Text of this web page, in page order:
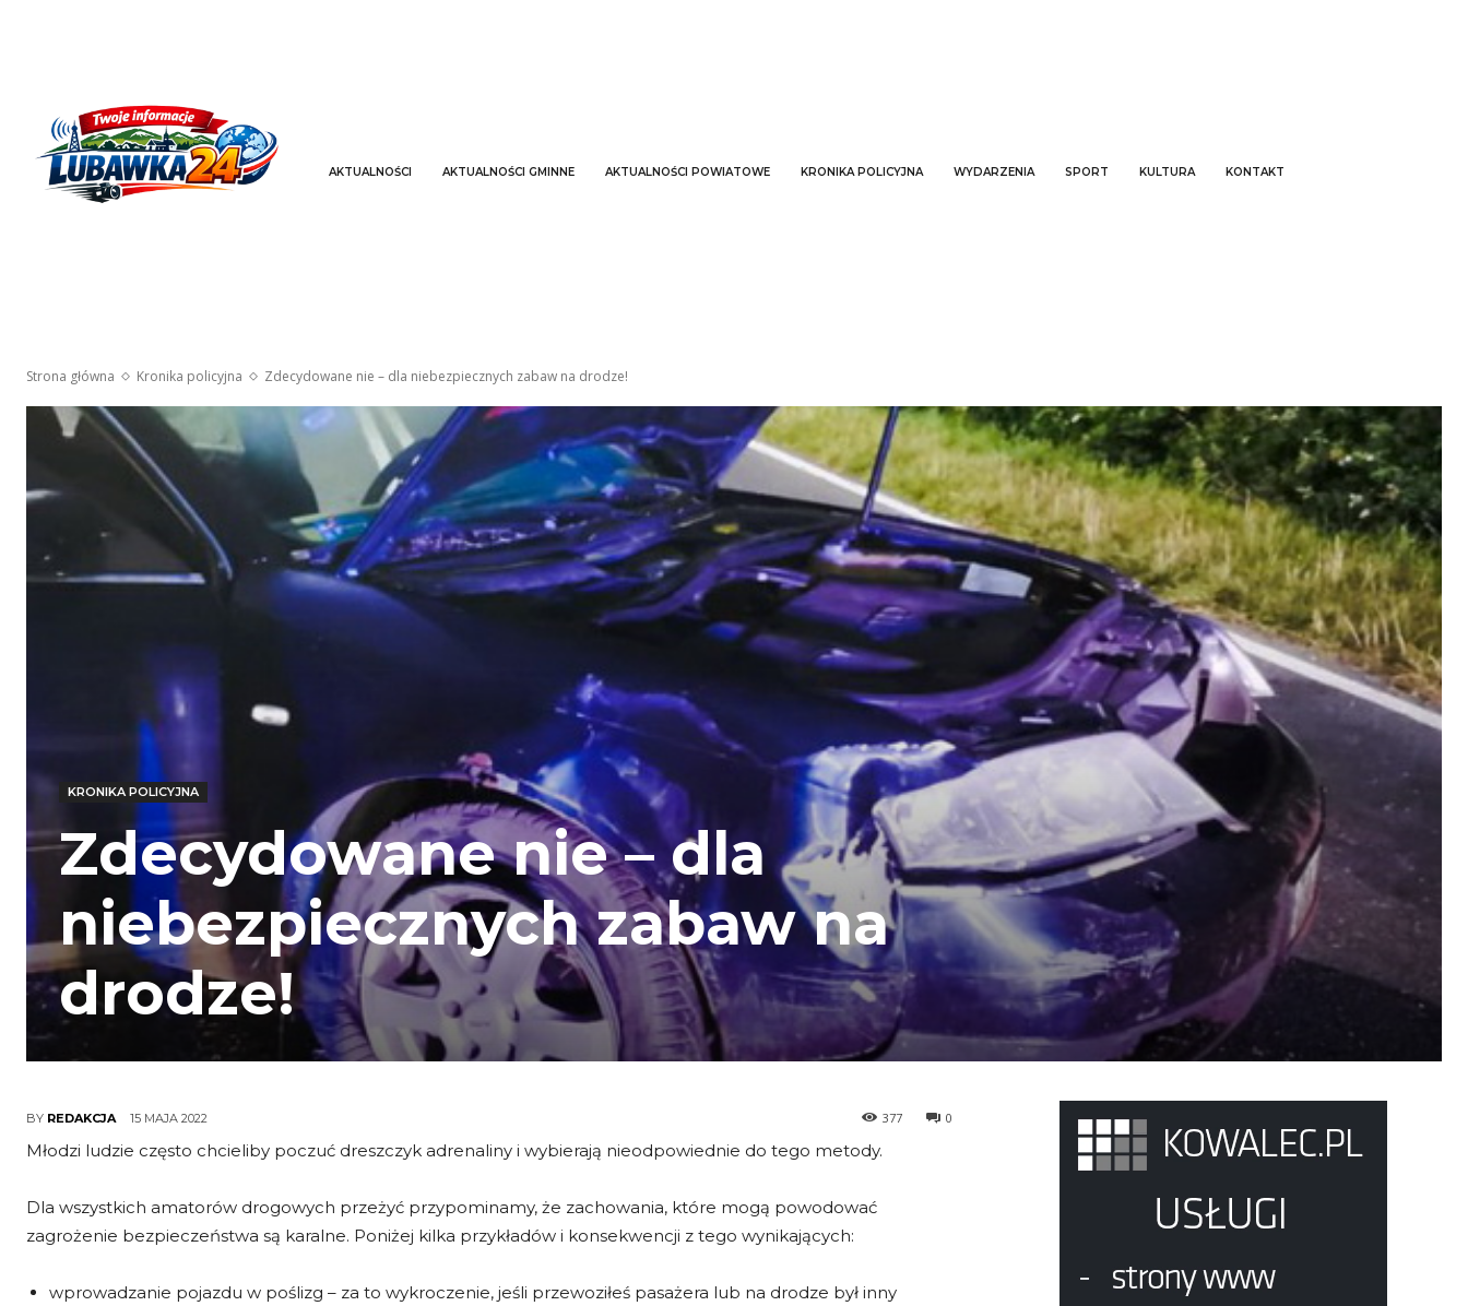
AKTUALNOŚCI AKTUALNOŚCI GMINNE AKTUALNOŚCI POWIATOWE KRONIKA POLICYJNA WYDARZENIA SPORT KULTURA KONTAKT
Strona główna Kronika policyjna Zdecydowane nie – dla niebezpiecznych zabaw na drodze!
KRONIKA POLICYJNA
Zdecydowane nie – dla
niebezpiecznych zabaw na
drodze!
BY REDAKCJA 15 MAJA 2022 0
377
Młodzi ludzie często chcieliby poczuć dreszczyk adrenaliny i wybierają nieodpowiednie do tego metody.
Dla wszystkich amatorów drogowych przeżyć przypominamy, że zachowania, które mogą powodować
zagrożenie bezpieczeństwa są karalne. Poniżej kilka przykładów i konsekwencji z tego wynikających:
wprowadzanie pojazdu w poślizg – za to wykroczenie, jeśli przewoziłeś pasażera lub na drodze był inny